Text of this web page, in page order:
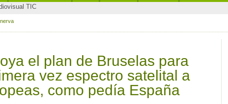
TIC
el plan de Bruselas para
vez espectro satelital a
como pedía España